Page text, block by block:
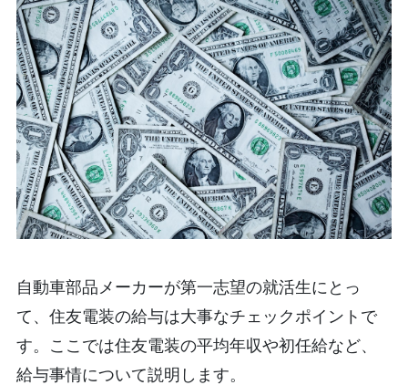
自動車部品メーカーが第一志望の就活生にとっ
て、住友電装の給与は大事なチェックポイントで
す。ここでは住友電装の平均年収や初任給など、
給与事情について説明します。